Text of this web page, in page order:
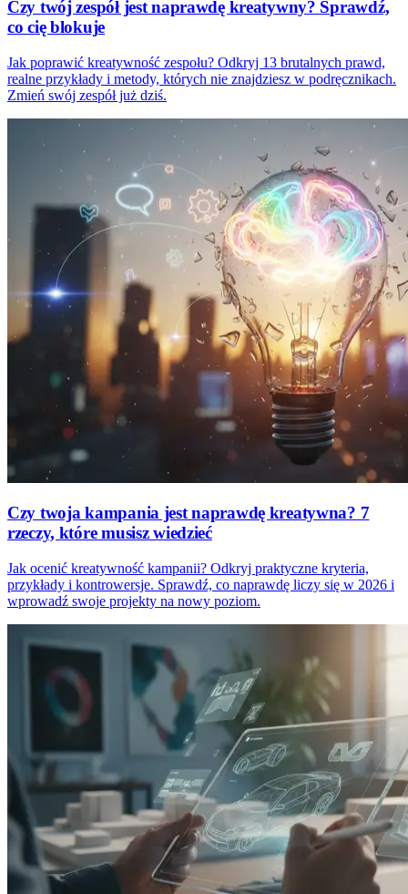
Czy twój zespół jest naprawdę kreatywny? Sprawdź,
co cię blokuje
Jak poprawić kreatywność zespołu? Odkryj 13 brutalnych prawd,
realne przykłady i metody, których nie znajdziesz w podręcznikach.
Zmień swój zespół już dziś.
Czy twoja kampania jest naprawdę kreatywna? 7
rzeczy, które musisz wiedzieć
Jak ocenić kreatywność kampanii? Odkryj praktyczne kryteria,
przykłady i kontrowersje. Sprawdź, co naprawdę liczy się w 2026 i
wprowadź swoje projekty na nowy poziom.